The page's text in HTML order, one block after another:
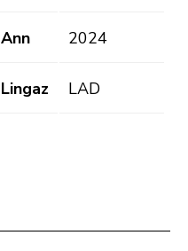
Ann 2024
Lingaz LAD